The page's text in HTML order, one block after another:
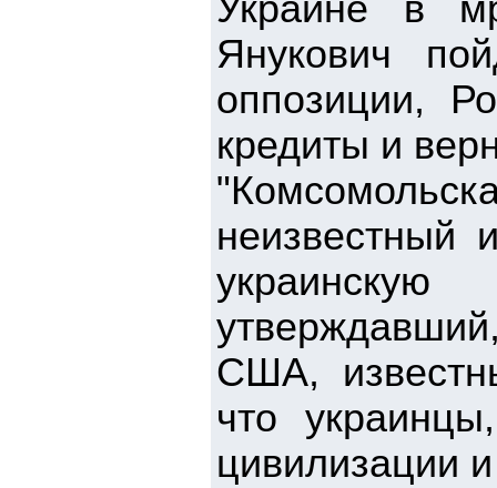
Украине в
Янукович
оппозиции,
кредиты и
неизвестный
США,
что
цивилизации